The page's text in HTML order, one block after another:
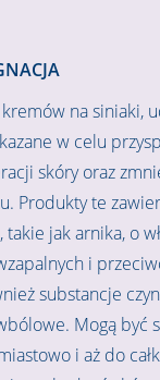
na siniaki,
w celu
skóry oraz
Produkty te
takie jak arnika, o
i
substancje
Mogą być
i aż do